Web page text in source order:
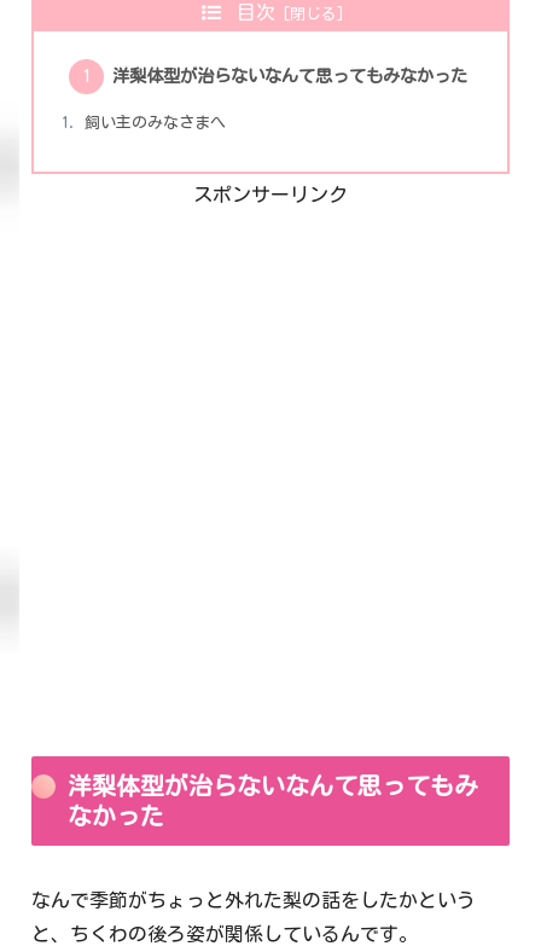
目次
洋梨体型が治らないなんて思ってもみなかった
飼い主のみなさまへ
スポンサーリンク
洋梨体型が治らないなんて思ってもみ
なかった
なんで季節がちょっと外れた梨の話をしたかという
と、ちくわの後ろ姿が関係しているんです。